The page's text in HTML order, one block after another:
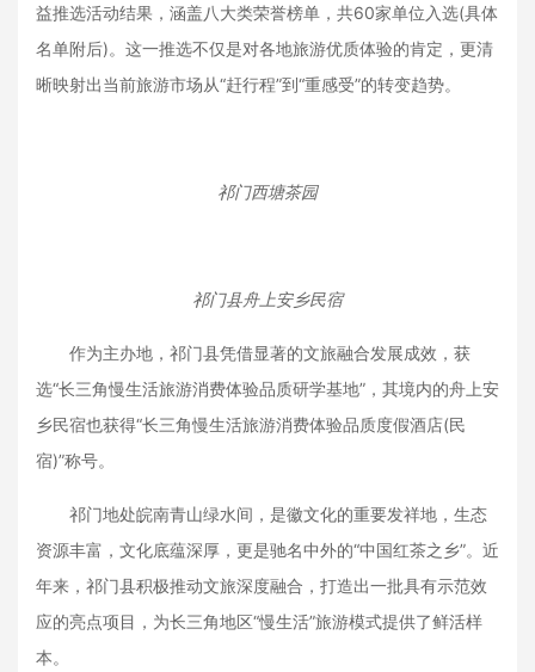
益推选活动结果，涵盖八大类荣誉榜单，共60家单位入选(具体
名单附后)。这一推选不仅是对各地旅游优质体验的肯定，更清
晰映射出当前旅游市场从“赶行程”到“重感受”的转变趋势。
祁门西塘茶园
祁门县舟上安乡民宿
作为主办地，祁门县凭借显著的文旅融合发展成效，获
选“长三角慢生活旅游消费体验品质研学基地”，其境内的舟上安
乡民宿也获得“长三角慢生活旅游消费体验品质度假酒店(民
宿)”称号。
祁门地处皖南青山绿水间，是徽文化的重要发祥地，生态
资源丰富，文化底蕴深厚，更是驰名中外的“中国红茶之乡”。近
年来，祁门县积极推动文旅深度融合，打造出一批具有示范效
应的亮点项目，为长三角地区“慢生活”旅游模式提供了鲜活样
本。